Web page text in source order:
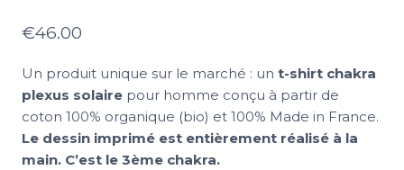
€46.00
Un produit unique sur le marché : un t-shirt chakra
plexus solaire pour homme conçu à partir de
coton 100% organique (bio) et 100% Made in France.
Le dessin imprimé est entièrement réalisé à la
main. C’est le 3ème chakra.